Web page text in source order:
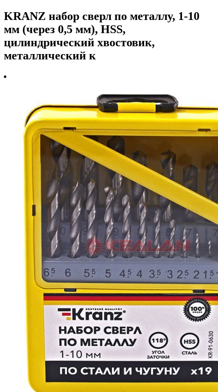
KRANZ набор сверл по металлу, 1-10
мм (через 0,5 мм), HSS,
цилиндрический хвостовик,
металлический к